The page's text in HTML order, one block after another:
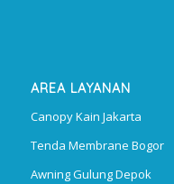
AREA LAYANAN
Canopy Kain Jakarta
Tenda Membrane Bogor
Awning Gulung Depok